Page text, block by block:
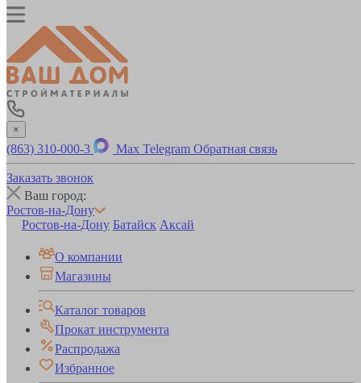
×
(863) 310-000-3 Max Telegram Обратная связь
Заказать звонок
Ваш город:
Ростов-на-Дону
Ростов-на-Дону Батайск Аксай
О компании
Магазины
Каталог товаров
Прокат инструмента
Распродажа
Избранное